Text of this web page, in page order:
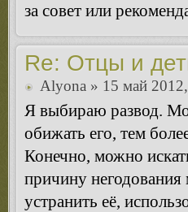
за совет или
Re: Отцы и
Alyona » 15 май
Я выбираю развод.
обижать его, тем
Конечно, можно
причину
устранить её,